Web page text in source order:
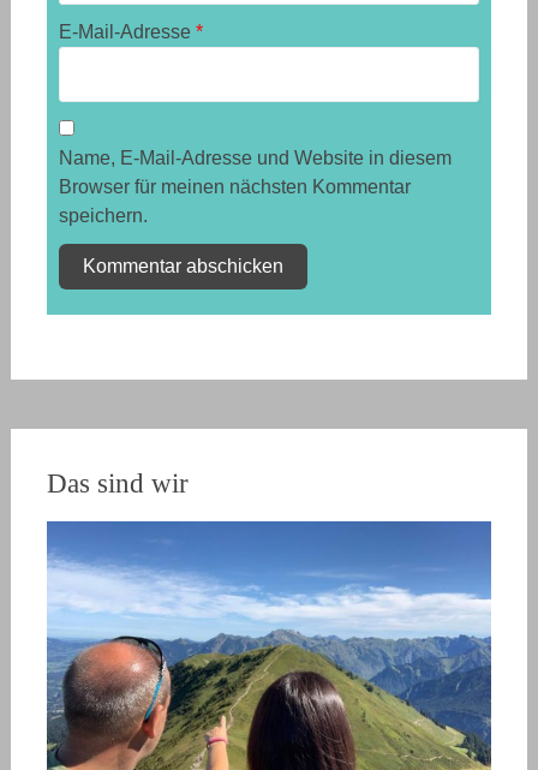
E-Mail-Adresse *
Name, E-Mail-Adresse und Website in diesem
Browser für meinen nächsten Kommentar
speichern.
Das sind wir